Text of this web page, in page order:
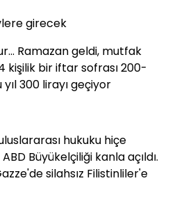
girecek
Ramazan geldi, mutfak
kişilik bir iftar sofrası 200-
300 lirayı geçiyor
hukuku hiçe
Büyükelçiliği kanla açıldı.
silahsız Filistinliler'e